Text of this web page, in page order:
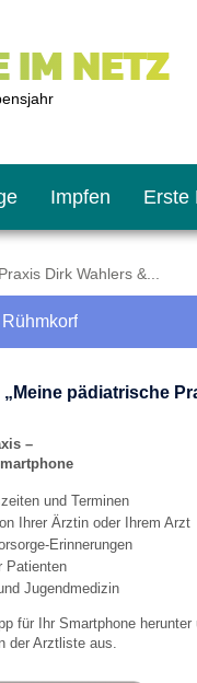
IM NETZ
Impfen Erste
Dirk Wahlers &...
pädiatrische
–
und Terminen
Ihrer Ärztin oder Ihrem Arzt
Erinnerungen
Patienten
Jugendmedizin
für Ihr Smartphone
der Arztliste aus.